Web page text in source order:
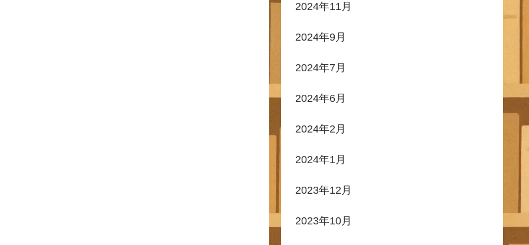
2024年11月
2024年9月
2024年7月
2024年6月
2024年2月
2024年1月
2023年12月
2023年10月